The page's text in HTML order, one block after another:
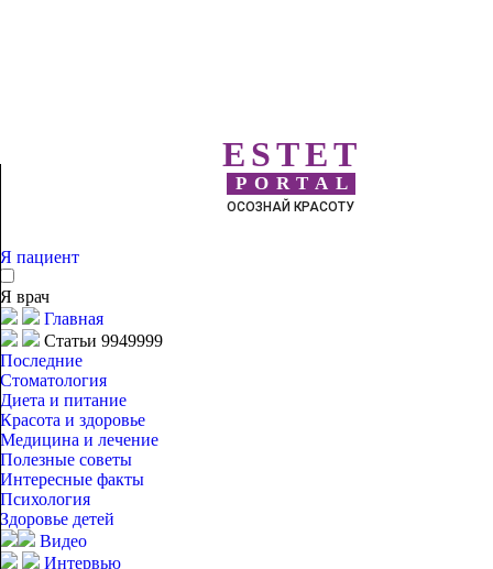
ESTET
PORTAL
ОСОЗНАЙ КРАСОТУ
Я пациент
Я врач
Главная
Статьи 9949999
Последние
Стоматология
Диета и питание
Красота и здоровье
Медицина и лечение
Полезные советы
Интересные факты
Психология
Здоровье детей
Видео
Интервью